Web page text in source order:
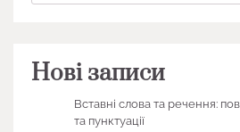
Нові записи
Вставні слова та речення:
та пунктуації